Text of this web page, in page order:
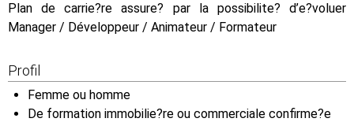
Plan de carrie?re assure? par la possibilite? d’e?voluer
Manager / Développeur / Animateur / Formateur
Profil
Femme ou homme
De formation immobilie?re ou commerciale confirme?e